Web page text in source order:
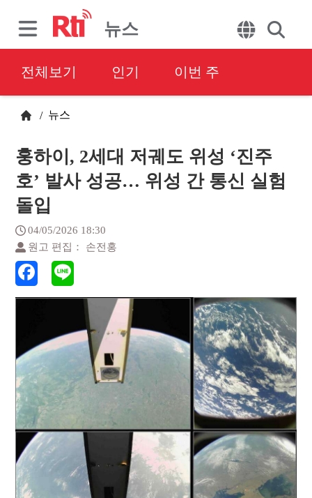
뉴스
전체보기 인기 이번 주
/ 뉴스
훙하이, 2세대 저궤도 위성 ‘진주
호’ 발사 성공… 위성 간 통신 실험
돌입
04/05/2026 18:30
원고 편집： 손전홍